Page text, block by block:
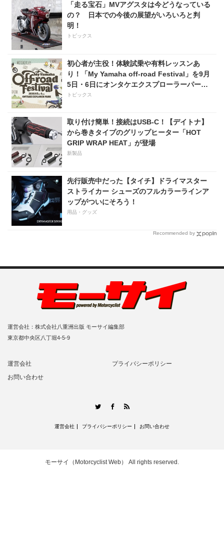
「走る宝石」MVアグスタは今どうなっている
の？ 日本での今後の展望がいろいろと判
明！
トピックス
初心者が主役！体験試乗や有料レッスンあ
り！「My Yamaha off-road Festival」を9月
5日・6日にオンタケエクスプローラーパーク
で実施！
トピックス
取り付け簡単！接続はUSB-C！【デイトナ】
から巻きタイプのグリップヒーター「HOT
GRIP WRAP HEAT」が登場
新製品
先行販売中だった【タイチ】ドライマスター
ストライカー シューズのフルカラーラインア
ップがついにそろう！
用品・グッズ
Recommended by
運営会社：株式会社八重洲出版 モーサイ編集部
東京都中央区八丁堀4-5-9
運営会社
プライバシーポリシー
お問い合わせ
TwitterFacebook
運営会社 プライバシーポリシー お問い合わせ
モーサイ（Motorcyclist Web） All rights reserved.